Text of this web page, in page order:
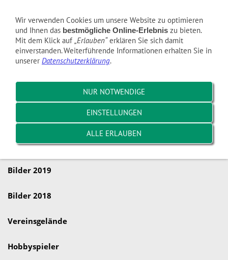
Navigation einblenden
Bilder 2025
Bilder 2022
Bilder 2021
Bilder 2019
Bilder 2018
Vereinsgelände
Hobbyspieler
Wir verwenden Cookies um unsere Website zu optimieren
und Ihnen das bestmögliche Online-Erlebnis zu bieten.
Mit dem Klick auf „Erlauben“erklären Sie sich damit
einverstanden. Weiterführende Informationen erhalten Sie in
unserer Datenschutzerklärung.
NUR NOTWENDIGE
EINSTELLUNGEN
ALLE ERLAUBEN